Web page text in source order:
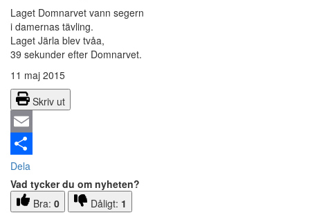
Laget Domnarvet vann segern
i damernas tävling.
Laget Järla blev tvåa,
39 sekunder efter Domnarvet.
11 maj 2015
Skriv ut
Email
Dela
Vad tycker du om nyheten?
Bra: 0 Dåligt: 1